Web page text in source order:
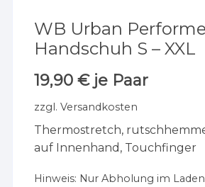
WB Urban
Handschuh S – XXL
19,90€ je Paar
zzgl.Versandkosten
Thermostretch,
auf Innenhand, Touchfinger
Hinweis: Nur Abholung im